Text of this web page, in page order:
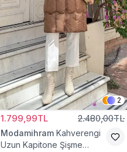
2
1.799,99TL 2.480,00TL
Modamihram Kahverengi
Uzun Kapitone Şişme